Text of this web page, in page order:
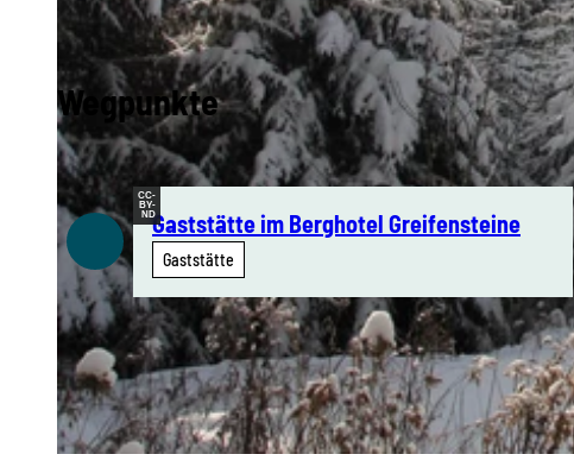
© Corinna Bergelt, Greifensteinregion | CC-BY-ND
Wegpunkte
CC-
BY-
NDGaststätte im Berghotel Greifensteine
Gaststätte